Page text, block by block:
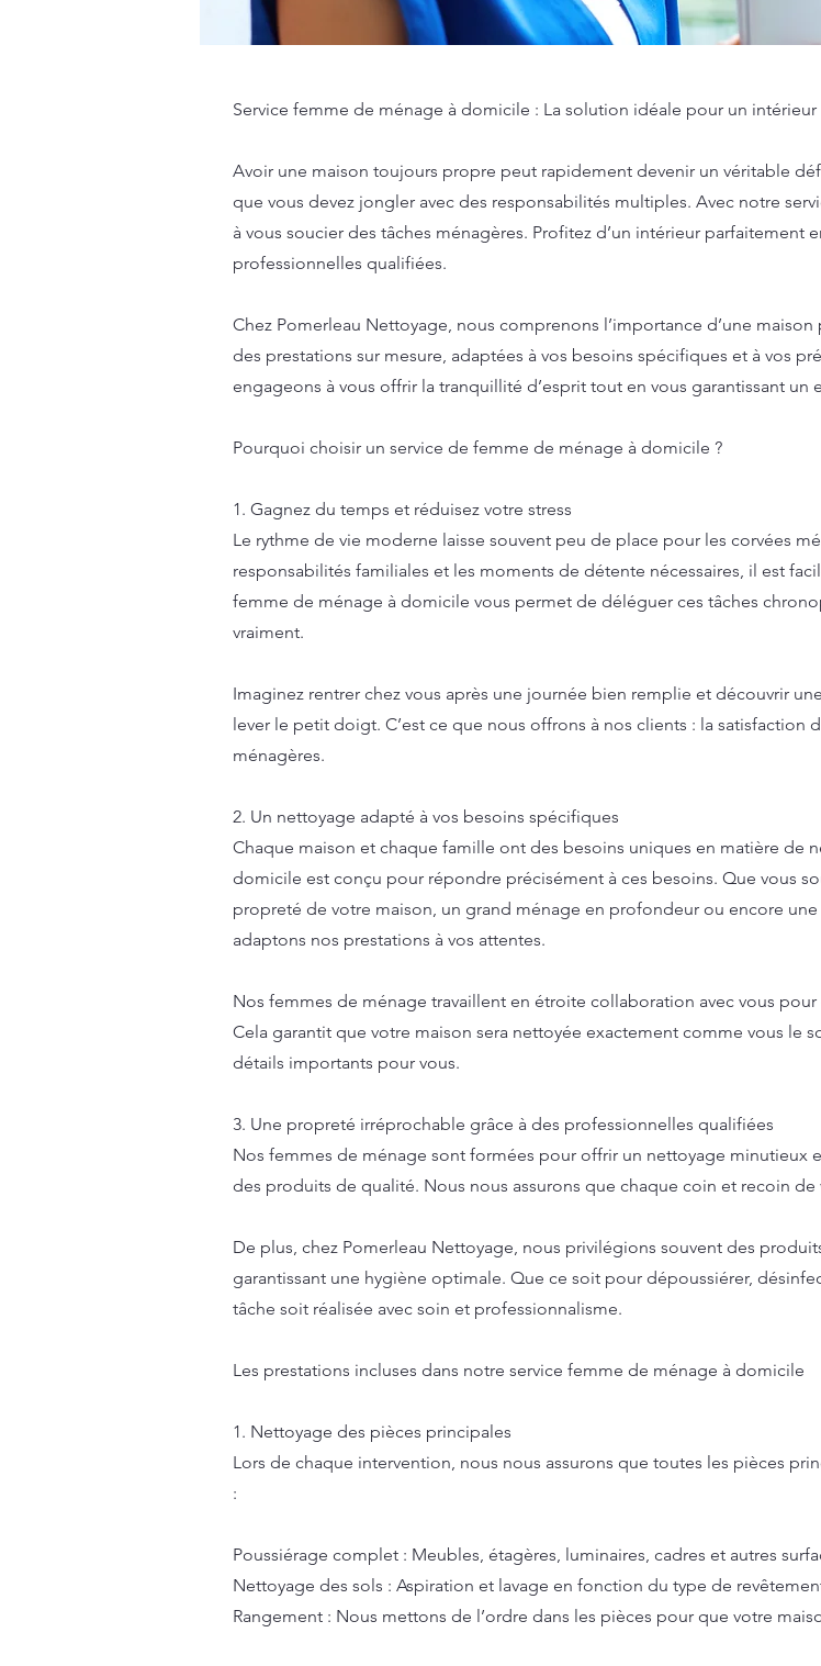
Service femme de ménage à domicile : La solution idéale pour un
Avoir une maison toujours propre peut rapidement devenir un véritable
que vous devez jongler avec des responsabilités multiples. Avec notre
à vous soucier des tâches ménagères. Profitez d’un intérieur parfaitement
professionnelles qualifiées.
Chez Pomerleau Nettoyage, nous comprenons l’importance d’une
des prestations sur mesure, adaptées à vos besoins spécifiques et à vos
engageons à vous offrir la tranquillité d’esprit tout en vous garantissant
Pourquoi choisir un service de femme de ménage à domicile ?
1. Gagnez du temps et réduisez votre stress
Le rythme de vie moderne laisse souvent peu de place pour les corvées
responsabilités familiales et les moments de détente nécessaires, il est
femme de ménage à domicile vous permet de déléguer ces tâches
vraiment.
Imaginez rentrer chez vous après une journée bien remplie et découvrir
lever le petit doigt. C’est ce que nous offrons à nos clients : la satisfaction
ménagères.
2. Un nettoyage adapté à vos besoins spécifiques
Chaque maison et chaque famille ont des besoins uniques en matière de
domicile est conçu pour répondre précisément à ces besoins. Que vous
propreté de votre maison, un grand ménage en profondeur ou encore
adaptons nos prestations à vos attentes.
Nos femmes de ménage travaillent en étroite collaboration avec vous
Cela garantit que votre maison sera nettoyée exactement comme vous le
détails importants pour vous.
3. Une propreté irréprochable grâce à des professionnelles qualifiées
Nos femmes de ménage sont formées pour offrir un nettoyage minutieux
des produits de qualité. Nous nous assurons que chaque coin et recoin
De plus, chez Pomerleau Nettoyage, nous privilégions souvent des
garantissant une hygiène optimale. Que ce soit pour dépoussiérer,
tâche soit réalisée avec soin et professionnalisme.
Les prestations incluses dans notre service femme de ménage à domicile
1. Nettoyage des pièces principales
Lors de chaque intervention, nous nous assurons que toutes les pièces
:
Poussiérage complet : Meubles, étagères, luminaires, cadres et autres
Nettoyage des sols : Aspiration et lavage en fonction du type de
Rangement : Nous mettons de l’ordre dans les pièces pour que votre